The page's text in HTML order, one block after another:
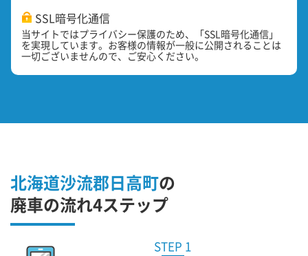
SSL暗号化通信
当サイトではプライバシー保護のため、「SSL暗号化通信」
を実現しています。お客様の情報が一般に公開されることは
一切ございませんので、ご安心ください。
北海道沙流郡日高町の
廃車の流れ4ステップ
STEP 1